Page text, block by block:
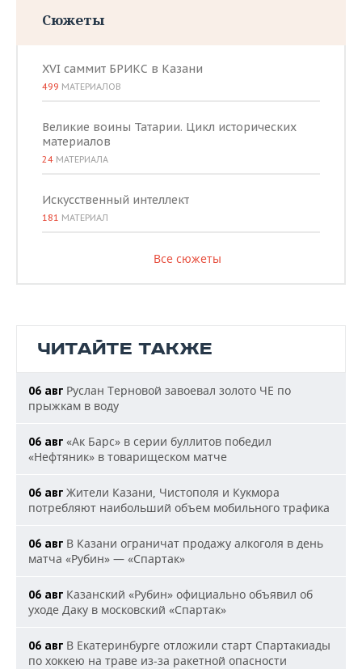
Сюжеты
XVI саммит БРИКС в Казани
499 МАТЕРИАЛОВ
Великие воины Татарии. Цикл исторических
материалов
24 МАТЕРИАЛА
Искусственный интеллект
181 МАТЕРИАЛ
Все сюжеты
ЧИТАЙТЕ ТАКЖЕ
06 авг Руслан Терновой завоевал золото ЧЕ по
прыжкам в воду
06 авг «Ак Барс» в серии буллитов победил
«Нефтяник» в товарищеском матче
06 авг Жители Казани, Чистополя и Кукмора
потребляют наибольший объем мобильного трафика
06 авг В Казани ограничат продажу алкоголя в день
матча «Рубин» — «Спартак»
06 авг Казанский «Рубин» официально объявил об
уходе Даку в московский «Спартак»
06 авг В Екатеринбурге отложили старт Спартакиады
по хоккею на траве из-за ракетной опасности